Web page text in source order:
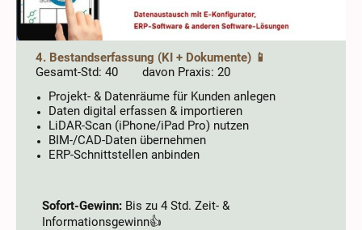
4. Bestandserfassung (KI + Dokumente) 📱
Gesamt-Std: 40 davon Praxis: 20
Projekt- & Datenräume für Kunden anlegen
Daten digital erfassen & importieren
LiDAR-Scan (iPhone/iPad Pro) nutzen
BIM-/CAD-Daten übernehmen
ERP-Schnittstellen anbinden
Sofort-Gewinn: Bis zu 4 Std. Zeit- &
Informationsgewinn👍